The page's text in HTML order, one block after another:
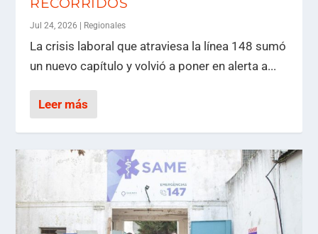
Jul 24, 2026 Regionales
La crisis laboral que atraviesa la línea 148 sumó
un nuevo capítulo y volvió a poner en alerta a...
Leer más